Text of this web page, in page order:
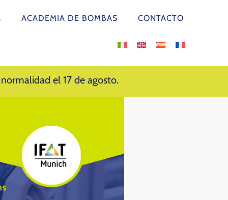
ACADEMIA DE BOMBAS CONTACTO
el 17 de agosto.